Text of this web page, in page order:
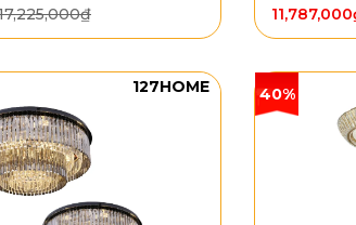
₫ 11,787,000
127HOME 40%